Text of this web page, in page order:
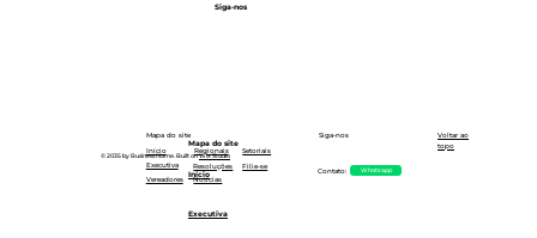
© 2035 by Business Name. Built onWix Studio
Mapa do site
Início Regionais
Setoriais
Executiva
Resoluções
Filie-se
Vereadores
Notícias
Siga-nos
Contato: Whatsapp
Voltar ao
topo
Executiva
Início
Mapa do site
Siga-nos